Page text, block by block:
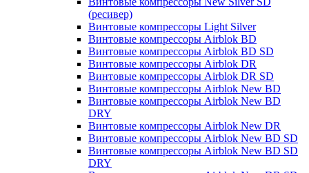
(ресивер)
Винтовые компрессоры Light Silver
Винтовые компрессоры Airblok BD
Винтовые компрессоры Airblok BD SD
Винтовые компрессоры Airblok DR
Винтовые компрессоры Airblok DR SD
Винтовые компрессоры Airblok New BD
Винтовые компрессоры Airblok New BD
DRY
Винтовые компрессоры Airblok New DR
Винтовые компрессоры Airblok New BD SD
Винтовые компрессоры Airblok New BD SD
DRY